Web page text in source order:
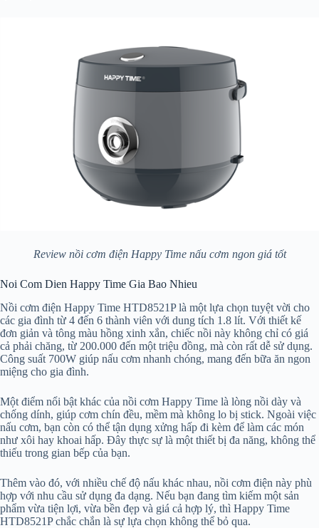
Review nồi cơm điện Happy Time nấu cơm ngon giá tốt
Noi Com Dien Happy Time Gia Bao Nhieu
Nồi cơm điện Happy Time HTD8521P là một lựa chọn tuyệt vời cho
các gia đình từ 4 đến 6 thành viên với dung tích 1.8 lít. Với thiết kế
đơn giản và tông màu hồng xinh xắn, chiếc nồi này không chỉ có giá
cả phải chăng, từ 200.000 đến một triệu đồng, mà còn rất dễ sử dụng.
Công suất 700W giúp nấu cơm nhanh chóng, mang đến bữa ăn ngon
miệng cho gia đình.
Một điểm nổi bật khác của nồi cơm Happy Time là lòng nồi dày và
chống dính, giúp cơm chín đều, mềm mà không lo bị stick. Ngoài việc
nấu cơm, bạn còn có thể tận dụng xửng hấp đi kèm để làm các món
như xôi hay khoai hấp. Đây thực sự là một thiết bị đa năng, không thể
thiếu trong gian bếp của bạn.
Thêm vào đó, với nhiều chế độ nấu khác nhau, nồi cơm điện này phù
hợp với nhu cầu sử dụng đa dạng. Nếu bạn đang tìm kiếm một sản
phẩm vừa tiện lợi, vừa bền đẹp và giá cả hợp lý, thì Happy Time
HTD8521P chắc chắn là sự lựa chọn không thể bỏ qua.